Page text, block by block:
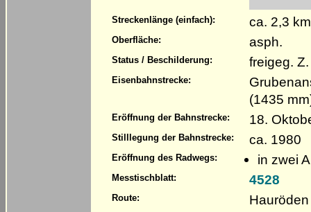
Streckenlänge (einfach): ca. 2,3
Oberfläche: asph.
Status / Beschilderung: freigeg.
Eisenbahnstrecke:
(1435
Eröffnung der Bahnstrecke: 18.
Stilllegung der Bahnstrecke: ca. 1980
Eröffnung des Radwegs: in zwei
Messtischblatt: 4528
Route: